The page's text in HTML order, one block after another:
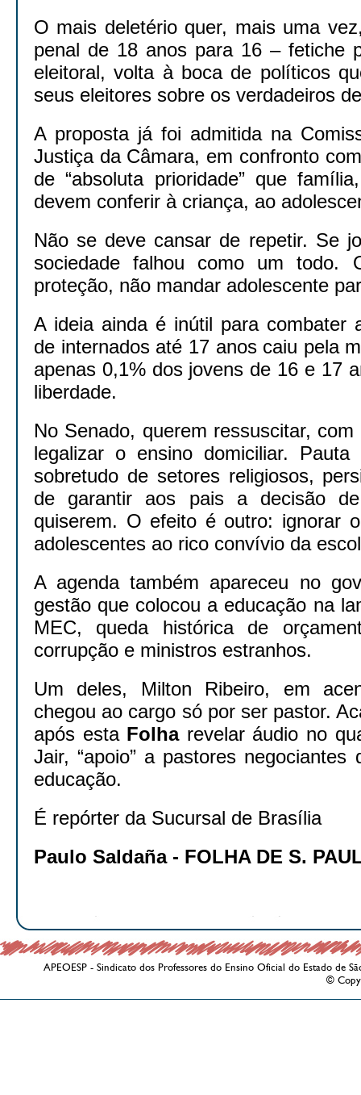
O mais deletério quer, mais uma
penal de 18 anos para 16 – fetiche
eleitoral, volta à boca de políticos
seus eleitores sobre os verdadeiros
A proposta já foi admitida na
Justiça da Câmara, em confronto
de “absoluta prioridade” que
devem conferir à criança, ao
Não se deve cansar de repetir. Se
sociedade falhou como um todo.
proteção, não mandar adolescente
A ideia ainda é inútil para combater
de internados até 17 anos caiu pela
apenas 0,1% dos jovens de 16 e 17
liberdade.
No Senado, querem ressuscitar,
legalizar o ensino domiciliar. Pauta
sobretudo de setores religiosos,
de garantir aos pais a decisão
quiserem. O efeito é outro: ignorar
adolescentes ao rico convívio da
A agenda também apareceu no
gestão que colocou a educação na
MEC, queda histórica de
corrupção e ministros estranhos.
Um deles, Milton Ribeiro, em
chegou ao cargo só por ser pastor.
após esta Folharevelar áudio no
Jair, “apoio” a pastores negociantes
educação.
É repórter da Sucursal de Brasília
Paulo Saldaña - FOLHA DE S.
APEOESP - Sindicato dos Professores do Ensino Oficial do Estado de
©